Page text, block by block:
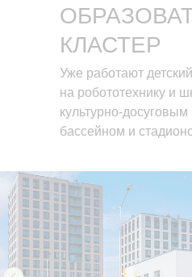
Уже работают
на робототехнику и
культурно-
бассейном и
КЛАСТЕР